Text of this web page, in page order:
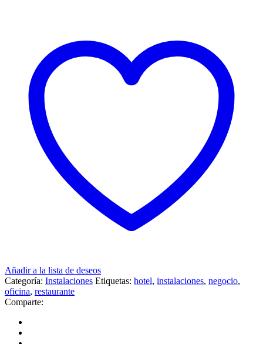
Añadir a la lista de deseos
Categoría: Instalaciones Etiquetas: hotel, instalaciones, negocio,
oficina, restaurante
Comparte: